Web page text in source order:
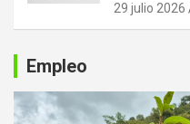
29 julio 2026
Empleo